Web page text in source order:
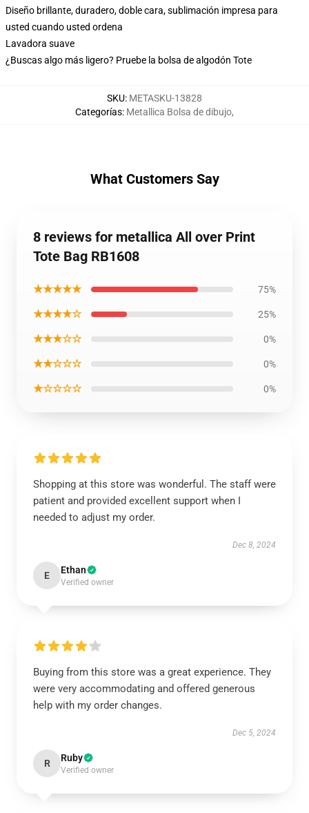
Diseño brillante, duradero, doble cara, sublimación impresa para
usted cuando usted ordena
Lavadora suave
¿Buscas algo más ligero? Pruebe la bolsa de algodón Tote
SKU: METASKU-13828
Categorías: Metallica Bolsa de dibujo,
What Customers Say
8 reviews for metallica All over Print
Tote Bag RB1608
★★★★★ 75%
★★★★☆ 25%
★★★☆☆ 0%
★★☆☆☆ 0%
★☆☆☆☆ 0%
Shopping at this store was wonderful. The staff were
patient and provided excellent support when I
needed to adjust my order.
Dec 8, 2024
E Ethan
Verified owner
Buying from this store was a great experience. They
were very accommodating and offered generous
help with my order changes.
Dec 5, 2024
R Ruby
Verified owner